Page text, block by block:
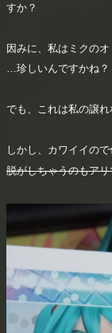
すか？
因みに、私はミクの
…珍しいんですかね
でも、これは私の譲
しかし、カワイイの
脱がしちゃうのもアリ